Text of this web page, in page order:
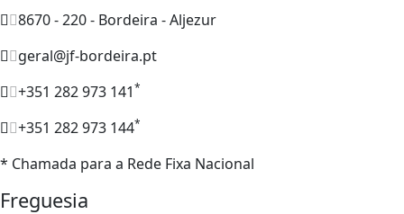
8670 - 220 - Bordeira - Aljezur
geral@jf-bordeira.pt
+351 282 973 141*
+351 282 973 144*
* Chamada para a Rede Fixa Nacional
Freguesia